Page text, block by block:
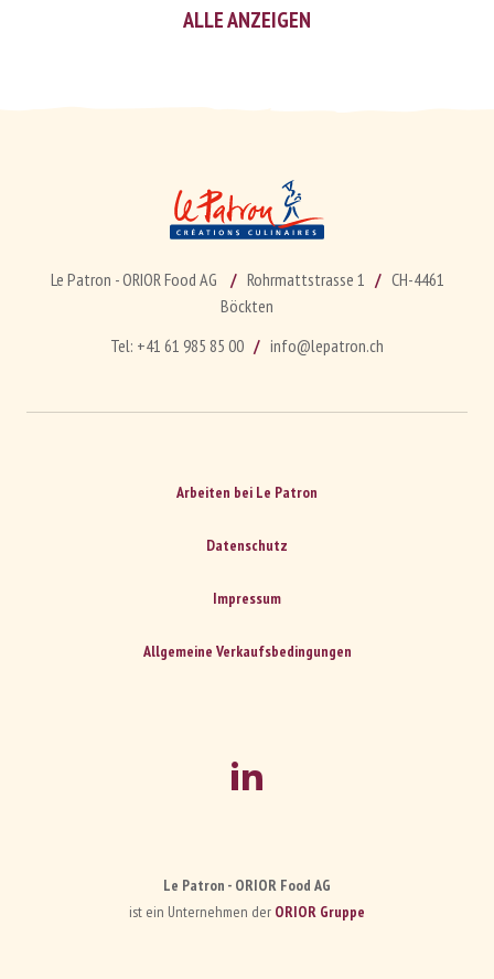
ALLE ANZEIGEN
Le Patron - ORIOR Food AG Rohrmattstrasse 1
CH-4461
Böckten
Tel: +41 61 985 85 00 info@lepatron.ch
Arbeiten bei Le Patron
Datenschutz
Impressum
Allgemeine Verkaufsbedingungen
Le Patron - ORIOR Food AG
ist ein Unternehmen der ORIOR Gruppe